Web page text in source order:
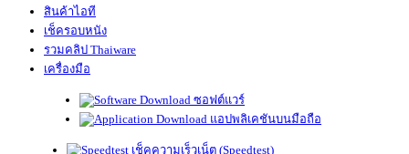
สินค้าไอที
เช็ครอบหนัง
รวมคลิป Thaiware
เครื่องมือ
ซอฟต์แวร์
แอปพลิเคชันบนมือถือ
เช็คความเร็วเน็ต (Speedtest)